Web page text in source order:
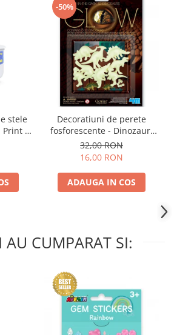
stele
Print -
-50%
Decoratiuni de perete
fosforescente - Dinozauri
3D
32,00 RON
16,00 RON
ADAUGA IN COS
AU CUMPARAT SI: